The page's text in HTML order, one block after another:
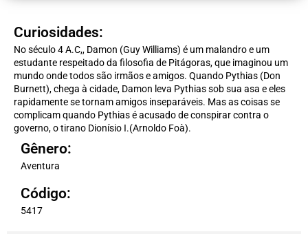
Curiosidades:
No século 4 A.C,, Damon (Guy Williams) é um malandro e um
estudante respeitado da filosofia de Pitágoras, que imaginou um
mundo onde todos são irmãos e amigos. Quando Pythias (Don
Burnett), chega à cidade, Damon leva Pythias sob sua asa e eles
rapidamente se tornam amigos inseparáveis. Mas as coisas se
complicam quando Pythias é acusado de conspirar contra o
governo, o tirano Dionísio I.(Arnoldo Foà).
Gênero:
Aventura
Código:
5417